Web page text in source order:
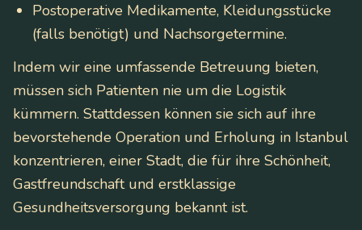
Postoperative Medikamente, Kleidungsstücke
(falls benötigt) und Nachsorgetermine.
Indem wir eine umfassende Betreuung bieten,
müssen sich Patienten nie um die Logistik
kümmern. Stattdessen können sie sich auf ihre
bevorstehende Operation und Erholung in Istanbul
konzentrieren, einer Stadt, die für ihre Schönheit,
Gastfreundschaft und erstklassige
Gesundheitsversorgung bekannt ist.